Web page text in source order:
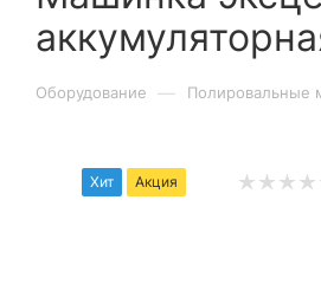
Оборудование — Полировальные
Хит Акция